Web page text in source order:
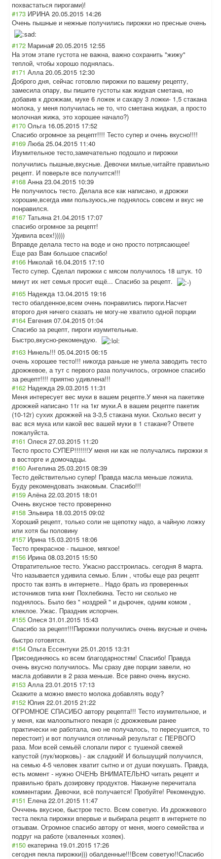
похвастаться пирогами)!
#173 ИРИНА 20.05.2015 14:26
Очень пышные и нежные получились пирожки но пресные очень
#172 Марина# 20.05.2015 12:55
На этом этапе густота не важна, важно сохранить "жижу"
теплой, чтобы хорошо поднялась.
#171 Алла 20.05.2015 12:30
Доброго дня, сейчас готовлю пирожки по вашему рецепту,
замесила опару, вы пишите густоты как жидкая сметана, но
добавив к дрожжам, муке 6 ложек и сахару 3 ложки- 1,5 стакана
молока, у меня получилась не то, что сметана жидкая, а просто
молочная жижа, это хорошее начало?)
#170 Ольга 16.05.2015 17:52
Спасибо огромное за рецепт!!!! Тесто супер и очень вкусно!!!!
#169 Люба 25.04.2015 11:40
Изумительное тесто,замечательно подошло и пирожки
получились пышные,вкусные. Девочки милые,читайте правильно
рецепт. И поверьте все получится!!!
#168 Анна 23.04.2015 10:39
Не получилось тесто. Делала все как написано, и дрожжи
хорошие,всегда ими пользуюсь,не поднялось совсем и вкус не
понравился.
#167 Татьяна 21.04.2015 17:07
спасибо огромное за рецепт!
Удивила всех!)))))
Вправде делала тесто на воде и оно просто потрясающее!
Еще раз Вам большое спасибо!
#166 Николай 16.04.2015 17:10
Тесто супер. Сделал пирожки с мясом получилось 18 штук. 10
минут их нет семья просит ещё... Спасибо за рецепт.
#165 Надежда 13.04.2015 19:16
тесто обалденное,всем очень понравились пироги.Насчет
второго дня ничего сказать не могу-не хватило одной порции
#164 Евгения 07.04.2015 01:04
Спасибо за рецепт, пироги изумительные.
Быстро,вкусно-рекомендую.
#163 Нинель!!! 05.04.2015 06:15
очень хорошее тесто!!! никогда раньше не умела заводить тесто
дрожжевое, а тут с первого раза получилось, огромное спасибо
за рецепт!!!! приятно удивлена!!!
#162 Надежда 29.03.2015 11:31
Меня интересует вес муки в вашем рецепте.У меня на пакетике
дрожжей написано 11г на 1кг муки.А в вашем рецепте пакетик
(10-12г) сухих дрожжей на 3-3,5 стакана муки. Сколько весит у
вас вся мука или какой вес вашей муки в 1 стакане? Ответе
пожалуйста.
#161 Олеся 27.03.2015 11:20
Тесто просто СУПЕР!!!!!!!У меня ни как не получались пирожки я
в восторге и домочадцы.
#160 Ангелина 25.03.2015 08:39
Тесто действительно супер! Правда масла меньше ложила.
Буду рекомендовать знакомым. Спасибо!!!
#159 Алёна 22.03.2015 18:01
Очень вкусное тесто проверенно
#158 Эльвира 18.03.2015 09:02
Хороший рецепт, только соли не щепотку надо, а чайную ложку
или хотя бы половину
#157 Ирина 15.03.2015 18:06
Тесто прекрасное - пышное, мягкое!
#156 Ирина 08.03.2015 15:50
Отвратительное тесто. Ужасно расстроилась. сегодня 8 марта.
Что называется удивила семью. Блин , чтобы еще раз рецепт
просто так взять в интернете.. Надо брать из проверенных
источников типа книг Похлебкина. Тесто ни сколько не
поднялось. Было без " ноздрей " и дырочек, одним комом ,
клеклое. Ужас. Праздник испорчен.
#155 Олеся 31.01.2015 15:43
Спасибо за рецепт!!!Пирожки получились очень вкусные и очень
быстро готовятся.
#154 Ольга Ессентуки 25.01.2015 13:31
Присоединяюсь ко всем благодарностям! Спасибо! Правда
очень вкусно получилось. Мы сразу две порции завели, но
масла добавили в 2 раза меньше. Все равно очень вкусно.
#153 Aлла 23.01.2015 17:13
Cкажите а можно вместо молока добавлять воду?
#152 Юлия 22.01.2015 21:22
ОГРОМНОЕ СПАСИБО автору рецепта!!! Тесто изумительное, и
у меня, как малоопытного пекаря (с дрожжевым ранее
практически не работала, оно не получалось, то пересушится, то
перестоит) и вот получился отличный результат с ПЕРВОГО
раза. Мои всей семьёй слопали пирог с тушеной свежей
капустой (лук/морковь) - аж сладкий! И большущий получился,
на семью 4-5 человек хватит сытно и от души покушать. Правда,
есть момент - нужно ОЧЕНЬ ВНИМАТЕЛЬНО читать рецепт и
правильно брать дозировку продуктов. Накануне перечитала
комментарии. Девочки, всё получается! Пробуйте! Рекомендую.
#151 Елена 22.01.2015 11:47
Очччень вкусное, быстрое тесто. Всем советую. Из дрожжевого
теста пекла пирожки впервые и выбирала рецепт в интернете по
отзывам. Огромное спасибо автору от меня, моего семейства и
подруг на работе (хваленных хозяек).
#150 екатерина 19.01.2015 17:26
сегодня пекла пирожки))) обалденные!!!Всем советую!!Спасибо